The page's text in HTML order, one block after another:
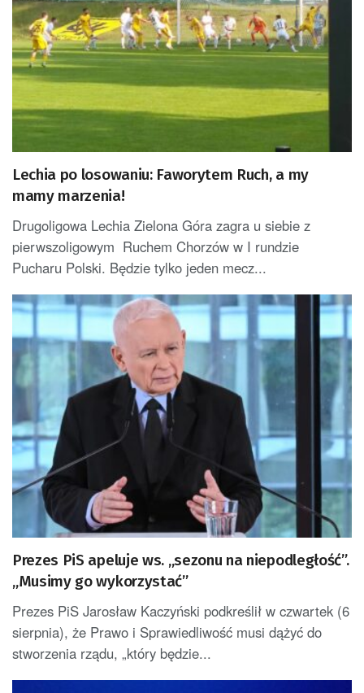
Lechia po losowaniu: Faworytem Ruch, a my
mamy marzenia!
Drugoligowa Lechia Zielona Góra zagra u siebie z
pierwszoligowym Ruchem Chorzów w I rundzie
Pucharu Polski. Będzie tylko jeden mecz...
Prezes PiS apeluje ws. „sezonu na niepodległość”.
„Musimy go wykorzystać”
Prezes PiS Jarosław Kaczyński podkreślił w czwartek (6
sierpnia), że Prawo i Sprawiedliwość musi dążyć do
stworzenia rządu, „który będzie...